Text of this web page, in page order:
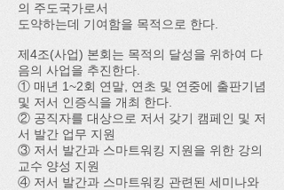
의 주도국가로서
도약하는데 기여함을 목적으로 한다.
제4조(사업) 본회는 목적의 달성을 위하여 다
음의 사업을 추진한다.
① 매년 1~2회 연말, 연초 및 연중에 출판기념
및 저서 인증식을 개최 한다.
② 공직자를 대상으로 저서 갖기 캠페인 및 저
서 발간 업무 지원
③ 저서 발간과 스마트워킹 지원을 위한 강의
교수 양성 지원
④ 저서 발간과 스마트워킹 관련된 세미나와